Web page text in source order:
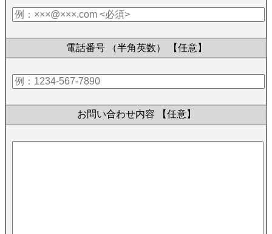
電話番号 （半角英数） 【任意】
お問い合わせ内容 【任意】